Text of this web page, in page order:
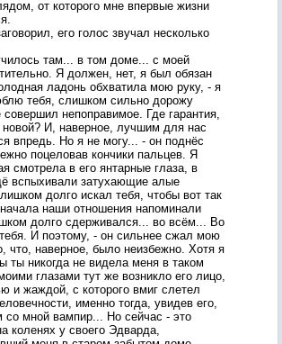
от которого мне впервые жизни
его голос звучал несколько
там... в том доме... с моей
Я должен, нет, я был обязан
ладонь обхватила мою руку, - я
тебя, слишком сильно дорожу
непоправимое. Где гарантия,
новой? И, наверное, лучшим для нас
впредь. Но я не могу... - он поднёс
поцеловав кончики пальцев. Я
смотрела в его янтарные глаза, в
вспыхивали затухающие алые
долго искал тебя, чтобы вот так
наши отношения напоминали
долго сдерживался... во всём... Во
И поэтому, - он сильнее сжал мою
что, наверное, было неизбежно. Хотя я
ты никогда не видела меня в таком
глазами тут же возникло его лицо,
и жаждой, с которого вмиг слетел
именно тогда, увидев его,
со мной вампир... Но сейчас - это
коленях у своего Эдварда,